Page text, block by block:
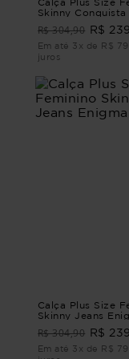
Skinny Conquista
R$ 304,90 R$
Em até 3x de R$
juros
Calça Plus Size
Skinny Jeans
R$ 304,90 R$
Em até 3x de R$